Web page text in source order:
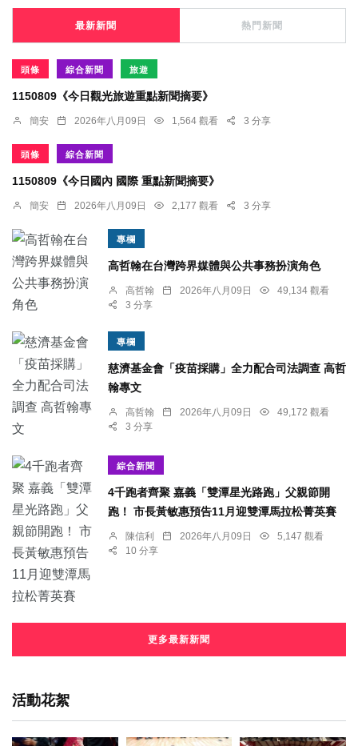
最新新聞 熱門新聞
頭條 綜合新聞 旅遊
1150809《今日觀光旅遊重點新聞摘要》
簡安 2026年八月09日 1,564 觀看 3 分享
頭條 綜合新聞
1150809《今日國內 國際 重點新聞摘要》
簡安 2026年八月09日 2,177 觀看 3 分享
專欄
高哲翰在台灣跨界媒體與公共事務扮演角色
高哲翰 2026年八月09日
49,134 觀看
3 分享
專欄
慈濟基金會「疫苗採購」全力配合司法調查 高哲
翰專文
高哲翰 2026年八月09日
49,172 觀看
3 分享
綜合新聞
4千跑者齊聚 嘉義「雙潭星光路跑」父親節開
跑！ 市長黃敏惠預告11月迎雙潭馬拉松菁英賽
陳信利 2026年八月09日
5,147 觀看
10 分享
更多最新新聞
活動花絮